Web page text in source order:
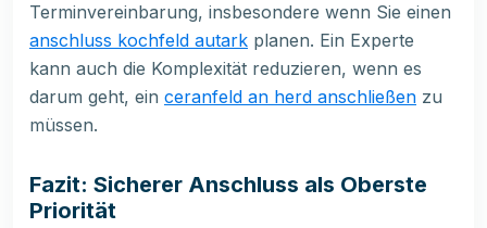
Terminvereinbarung, insbesondere wenn Sie einen
anschluss kochfeld autark planen. Ein Experte
kann auch die Komplexität reduzieren, wenn es
darum geht, ein ceranfeld an herd anschließen zu
müssen.
Fazit: Sicherer Anschluss als Oberste
Priorität